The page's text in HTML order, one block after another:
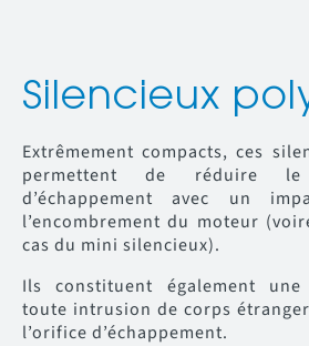
Silencieux
Extrêmement compacts, ces
permettent de réduire
d’échappement avec un
l’encombrement du moteur
cas du mini silencieux).
Ils constituent également
toute intrusion de corps
l’orifice d’échappement.